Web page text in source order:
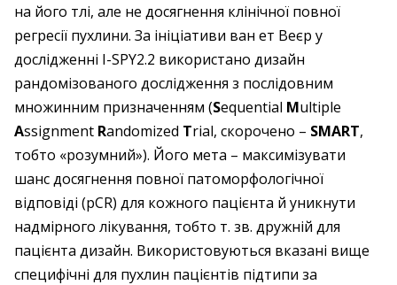
на його тлі, але не досягнення клінічної повної
регресії пухлини. За ініціативи ван ет Веєр у
дослідженні І-SPY2.2 використано дизайн
рандомізованого дослідження з послідовним
множинним призначенням (Sequential Multiple
Assignment Randomized Trial, скорочено – SMART,
тобто «розумний»). Його мета – максимізувати
шанс досягнення повної патоморфологічної
відповіді (pCR) для кожного пацієнта й уникнути
надмірного лікування, тобто т. зв. дружній для
пацієнта дизайн. Використовуються вказані вище
специфічні для пухлин пацієнтів підтипи за